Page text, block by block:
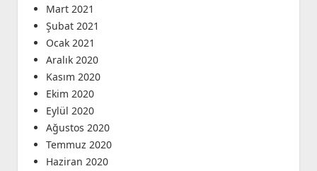
Mart 2021
Şubat 2021
Ocak 2021
Aralık 2020
Kasım 2020
Ekim 2020
Eylül 2020
Ağustos 2020
Temmuz 2020
Haziran 2020